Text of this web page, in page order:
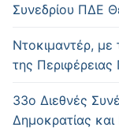
Συνεδρίου ΠΔΕ
Ντοκιμαντέρ, με
της
33ο Διεθνές
Δημοκρατίας